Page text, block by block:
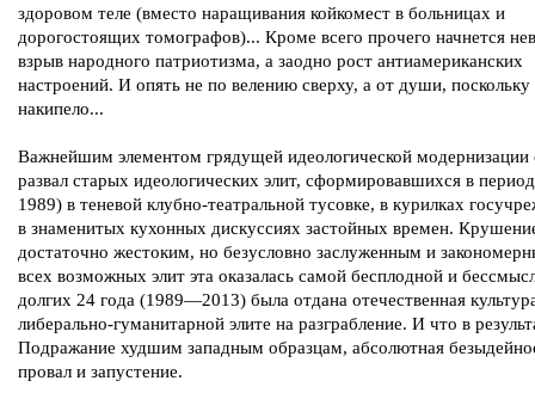
здоровом теле (вместо наращивания койкомест в больницах и
дорогостоящих томографов)... Кроме всего прочего начнется
взрыв народного патриотизма, а заодно рост антиамериканских
настроений. И опять не по велению сверху, а от души, поскольку
накипело...
Важнейшим элементом грядущей идеологической модернизации
развал старых идеологических элит, сформировавшихся в
1989) в теневой клубно-театральной тусовке, в курилках
в знаменитых кухонных дискуссиях застойных времен.
достаточно жестоким, но безусловно заслуженным и
всех возможных элит эта оказалась самой бесплодной и
долгих 24 года (1989—2013) была отдана отечественная
либерально-гуманитарной элите на разграбление. И что в
Подражание худшим западным образцам, абсолютная
провал и запустение.